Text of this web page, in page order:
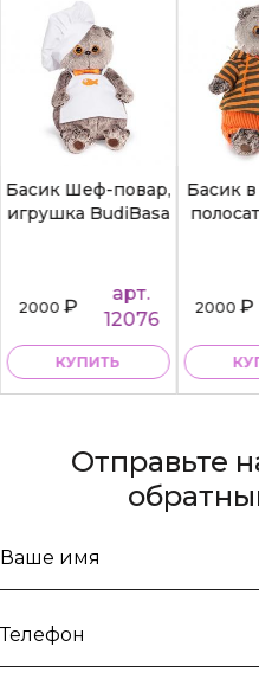
Басик Шеф-повар,
игрушка BudiBasa
2000₽
арт.
12076
КУПИТЬ
Басик
2000₽
Отправьте
Ваше